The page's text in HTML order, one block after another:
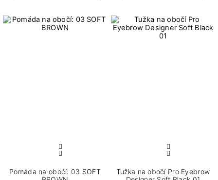
Pomáda na obočí: 03 SOFT
Tužka na obočí Pro Eyebrow